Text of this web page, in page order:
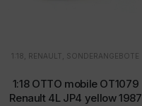
1:18 RENAULT SONDERANGEBOTE
1:18 OTTO mobile OT1079
Renault 4L JP4 yellow 1987